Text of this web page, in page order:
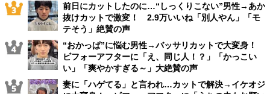
前日にカットしたのに…“しっくりこない”男性→あか
抜けカットで激変！ 2.9万いいね「別人やん」「モ
テそう」絶賛の声
“おかっぱ”に悩む男性→バッサリカットで大変身！
ビフォーアフターに「え、同じ人！？」「かっこい
い」「爽やかすぎる～」大絶賛の声
妻に「ハゲてる」と言われ…カットで解決→イケオジ